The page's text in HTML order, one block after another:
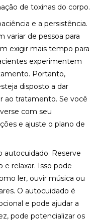
de toxinas do corpo.
e a persistência.
variar de pessoa para
exigir mais tempo para
experimentem
Portanto,
disposto a dar
ao tratamento. Se você
com seu
e ajuste o plano de
autocuidado. Reserve
relaxar. Isso pode
ler, ouvir música ou
O autocuidado é
e pode ajudar a
pode potencializar os
A SAÚDE
SAÚDE
EFICAZ